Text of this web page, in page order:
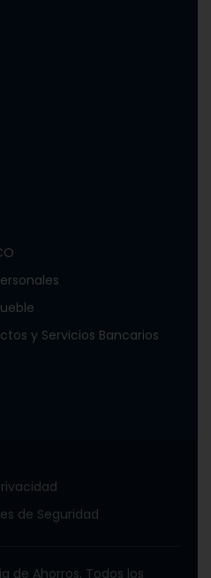
y Servicios Bancarios
de Seguridad
de Ahorros. Todos los